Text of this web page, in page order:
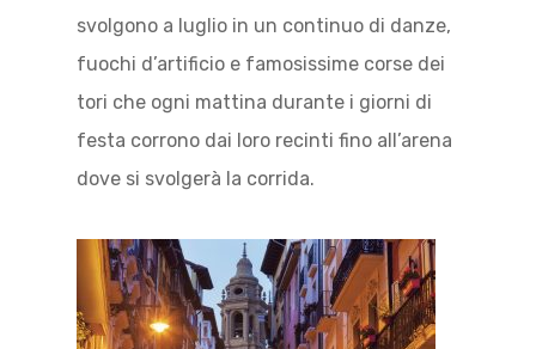
svolgono a luglio in un continuo di danze,
fuochi d’artificio e famosissime corse dei
tori che ogni mattina durante i giorni di
festa corrono dai loro recinti fino all’arena
dove si svolgerà la corrida.